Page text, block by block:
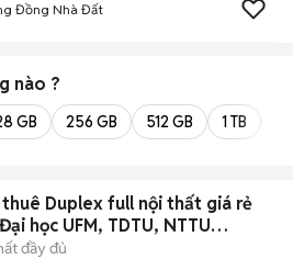
Đồng Nhà Đất
nào ?
GB 256 GB 512 GB 1 TB
Duplex full nội thất giá rẻ
học UFM, TDTU, NTTU…
đầy đủ